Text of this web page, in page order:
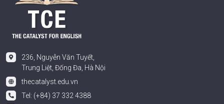
236, Nguyễn Văn Tuyết,
Trung Liệt, Đống Đa, Hà Nội
thecatalyst.edu.vn
Tel: (+84) 37 332 4388